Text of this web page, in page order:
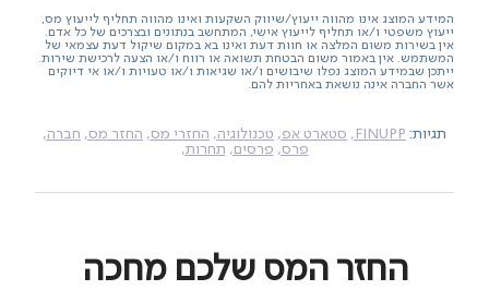
המידע המוצג אינו מהווה ייעוץ/שיווק השקעות ואינו מהווה תחליף לייעוץ מס,
ייעוץ משפטי ו/או תחליף לייעוץ אישי, המתחשב בנתונים ובצרכים של כל אדם.
אין בשירות משום המלצה או חוות דעת ואינו בא במקום שיקול דעת עצמאי של
המשתמש. אין באמור משום הבטחת תשואה או רווח ו/או הצעה לרכישת שירות.
ייתכן שבמידע המוצג נפלו שיבושים ו/או שגיאות ו/או טעויות ו/או אי דיוקים
אשר החברה אינה נושאת באחריות להם.
תגיות: FINUPP, סטארט אפ, טכנולוגיה, החזרי מס, החזר מס, חברה,
פרס, פרסים, תחרות,
החזר המס שלכם מחכה